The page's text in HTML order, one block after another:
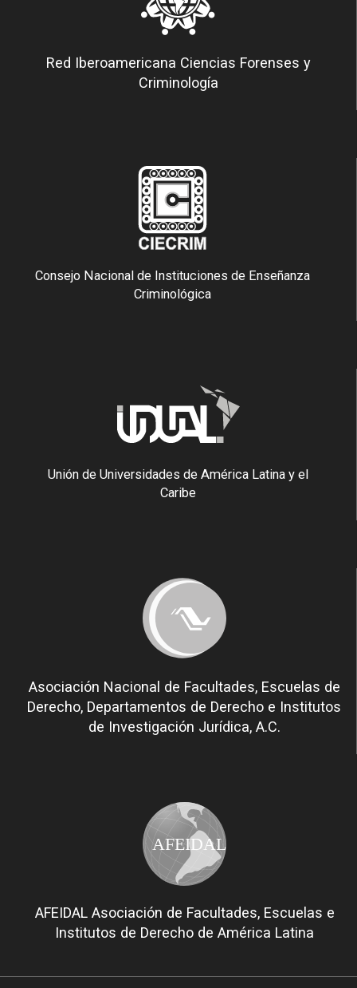
Red Iberoamericana Ciencias Forenses y
Criminología
Consejo Nacional de Instituciones de Enseñanza
Criminológica
Unión de Universidades de América Latina y el
Caribe
Asociación Nacional de Facultades, Escuelas de
Derecho, Departamentos de Derecho e Institutos
de Investigación Jurídica, A.C.
AFEIDAL
AFEIDAL Asociación de Facultades, Escuelas e
Institutos de Derecho de América Latina